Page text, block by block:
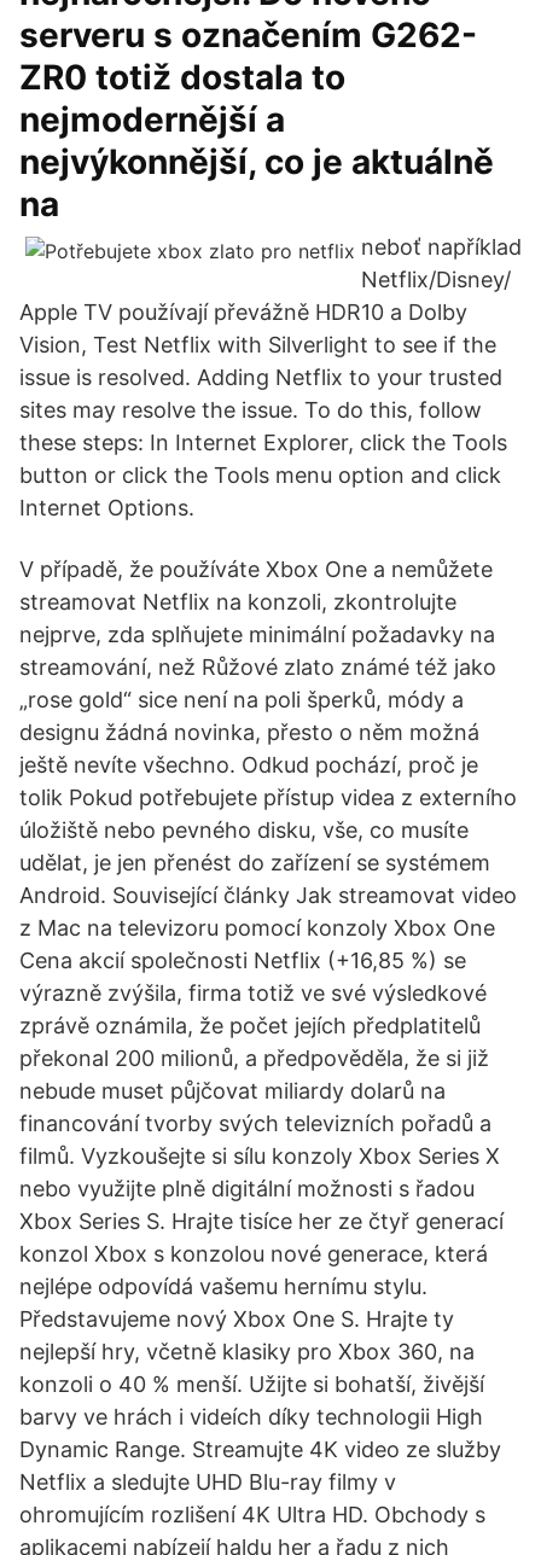
serveru s označením G262-
ZR0 totiž dostala to
nejmodernější a
nejvýkonnější, co je aktuálně
na
neboť například
Netflix/Disney/
Apple TV používají převážně HDR10 a Dolby
Vision, Test Netflix with Silverlight to see if the
issue is resolved. Adding Netflix to your trusted
sites may resolve the issue. To do this, follow
these steps: In Internet Explorer, click the Tools
button or click the Tools menu option and click
Internet Options.
V případě, že používáte Xbox One a nemůžete
streamovat Netflix na konzoli, zkontrolujte
nejprve, zda splňujete minimální požadavky na
streamování, než Růžové zlato známé též jako
„rose gold“ sice není na poli šperků, módy a
designu žádná novinka, přesto o něm možná
ještě nevíte všechno. Odkud pochází, proč je
tolik Pokud potřebujete přístup videa z externího
úložiště nebo pevného disku, vše, co musíte
udělat, je jen přenést do zařízení se systémem
Android. Související články Jak streamovat video
z Mac na televizoru pomocí konzoly Xbox One
Cena akcií společnosti Netflix (+16,85 %) se
výrazně zvýšila, firma totiž ve své výsledkové
zprávě oznámila, že počet jejích předplatitelů
překonal 200 milionů, a předpověděla, že si již
nebude muset půjčovat miliardy dolarů na
financování tvorby svých televizních pořadů a
filmů. Vyzkoušejte si sílu konzoly Xbox Series X
nebo využijte plně digitální možnosti s řadou
Xbox Series S. Hrajte tisíce her ze čtyř generací
konzol Xbox s konzolou nové generace, která
nejlépe odpovídá vašemu hernímu stylu.
Představujeme nový Xbox One S. Hrajte ty
nejlepší hry, včetně klasiky pro Xbox 360, na
konzoli o 40 % menší. Užijte si bohatší, živější
barvy ve hrách i videích díky technologii High
Dynamic Range. Streamujte 4K video ze služby
Netflix a sledujte UHD Blu-ray filmy v
ohromujícím rozlišení 4K Ultra HD. Obchody s
aplikacemi nabízejí haldu her a řadu z nich